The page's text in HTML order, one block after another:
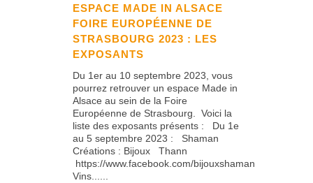
ESPACE MADE IN ALSACE
FOIRE EUROPÉENNE DE
STRASBOURG 2023 : LES
EXPOSANTS
Du 1er au 10 septembre 2023, vous
pourrez retrouver un espace Made in
Alsace au sein de la Foire
Européenne de Strasbourg. Voici la
liste des exposants présents : Du 1e
au 5 septembre 2023 : Shaman
Créations : Bijoux Thann
https://www.facebook.com/bijouxshaman
Vins......